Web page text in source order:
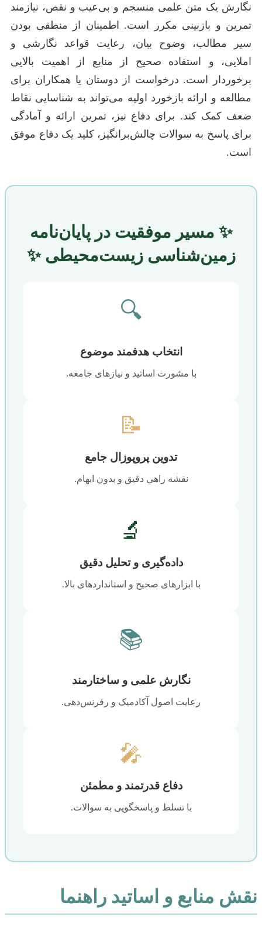
نگارش یک متن علمی منسجم و بی‌عیب و نقص، نیازمند
تمرین و بازبینی مکرر است. اطمینان از منطقی بودن
سیر مطالب، وضوح بیان، رعایت قواعد نگارشی و
املایی، و استفاده صحیح از منابع از اهمیت بالایی
برخوردار است. درخواست از دوستان یا همکاران برای
مطالعه و ارائه بازخورد اولیه می‌تواند به شناسایی نقاط
ضعف کمک کند. برای دفاع نیز، تمرین ارائه و آمادگی
برای پاسخ به سوالات چالش‌برانگیز، کلید یک دفاع موفق
است.
✨ مسیر موفقیت در پایان‌نامه
زمین‌شناسی زیست‌محیطی ✨
🔍
انتخاب هدفمند موضوع
با مشورت اساتید و نیازهای جامعه.
📝
تدوین پروپوزال جامع
نقشه راهی دقیق و بدون ابهام.
🔬
داده‌گیری و تحلیل دقیق
با ابزارهای صحیح و استانداردهای بالا.
📚
نگارش علمی و ساختارمند
رعایت اصول آکادمیک و رفرنس‌دهی.
🎤
دفاع قدرتمند و مطمئن
با تسلط و پاسخگویی به سوالات.
نقش منابع و اساتید راهنما